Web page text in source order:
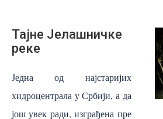
Тајне Јелашничке
реке
Једна од најстаријих
хидроцентрала у Србији, а да
још увек ради, изграђена пре